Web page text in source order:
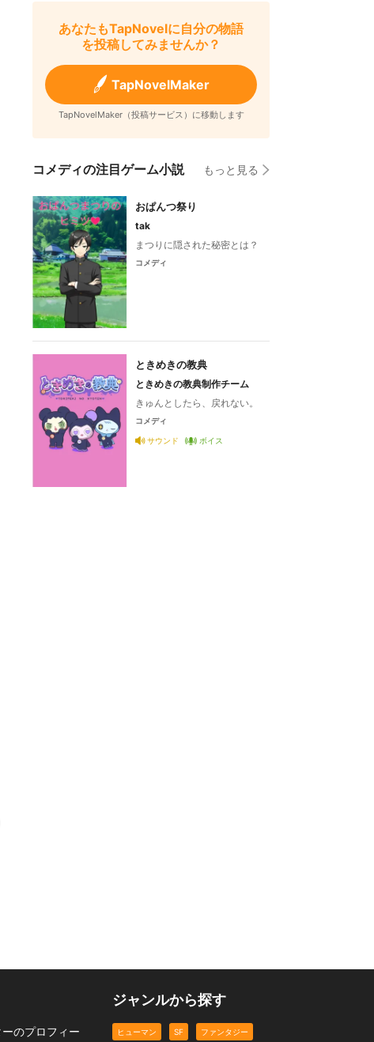
あなたもTapNovelに自分の物語
を投稿してみませんか？
TapNovelMaker
TapNovelMaker（投稿サービス）に移動します
コメディの注目ゲーム小説 もっと見る
おぱんつ祭り
tak
まつりに隠された秘密とは？
コメディ
ときめきの教典
ときめきの教典制作チーム
きゅんとしたら、戻れない。
コメディ
サウンド ボイス
のプロフィー
ジャンルから探す
ヒューマン SF ファンタジー